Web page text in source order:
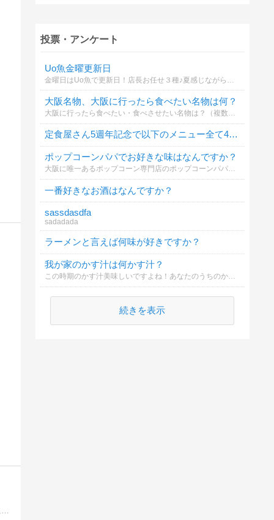
神戸を中心に大阪など関西一円、時には海外を食べ歩いています。某老舗料亭料理人を祖父に持ち、生まれる前から日々食いしん坊道に勤しみ続けています。
投票・アンケート
Uo魚金曜更新日
大阪名物、大阪に行ったら食べたい名物は何？
大阪に行ったら食べたい・食べさせたい名物は？（複数回答可）
定食屋さん5週年記念で以下のメニュー全て400円。何食べる？
ポップコーンパパでお好きな味はなんですか？
大阪に唯一あるポップコーン専門店のポップコーンパパの中で一番大好きな味またはオススメはなんですか？
一番好きなお酒はなんですか？
sassdasdfa
sadadada
ラーメンと言えば何味が好きですか？
我が家のかす汁は何かす汁？
この時期のかす汁美味しいですよね！あなたのうちのかす汁は何をいれますか？
続きを表示